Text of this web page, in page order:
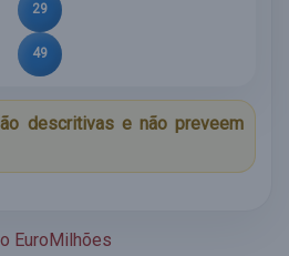
29
49
descritivas e não preveem
EuroMilhões